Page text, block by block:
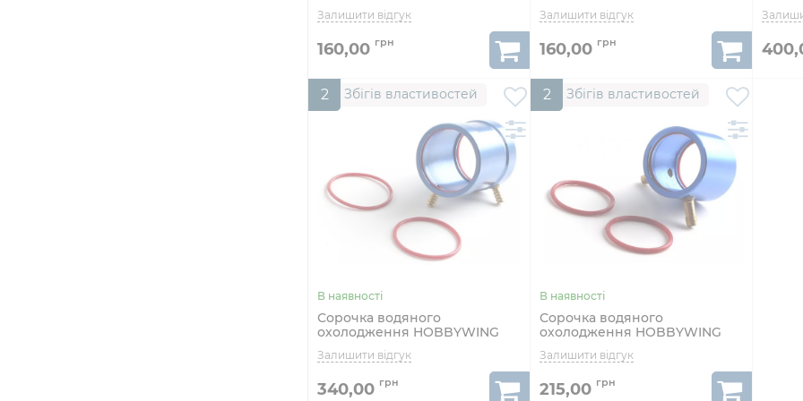
160,00 160,00
Збігів властивостей
2
Сорочка водяного
охолодження HOBBYWING
2848 для моторів 380-го класу
340,00
Збігів властивостей
2
Сорочка водяного
охолодження HOBBYWING
2040 для моторів 130-го класу
215,00